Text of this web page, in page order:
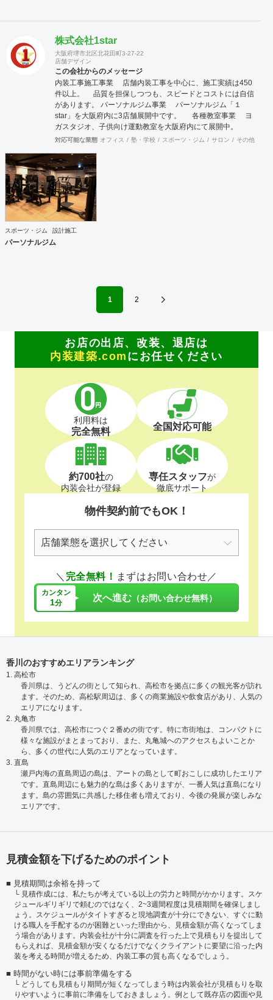
株式会社1star
大阪府堺市北区北花田町3-27-22
店舗デザイン
この会社からのメッセージ
内装工事施工事業 店舗内装工事を中心に、施工実績は450
件以上。 品質を担保しつつも、スピードとコストには自信
があります。 パーソナルジム事業 パーソナルジム「１
star」を大阪府内に3店舗展開中です。 各種教室事業 ヨ
ガスタジオ、子供向け運動教室を大阪府内にて展開中。
対応可能な業態 オフィス 塾・学校 スポーツ・ジム サロン その他
スポーツ・ジム 設計施工
パーソナルジム
1 2
お店の出店、改装、退店は
内装建築.com にお任せください
利用料は
完全無料 全国対応可能
約700社の
内装会社が登録
専任スタッフが
徹底サポート
物件契約前でもOK！
＼ 完全無料！ まずはお問い合わせ／
カンタン
1分 次へ進む （お問い合わせ無料）
香川のおすすめエリアランキング
1. 高松市
香川県は、うどんの街として知られ、高松市を拠点に多くの観光客が訪れ
ます。そのため、高松駅周辺は、多くの商業施設や飲食店があり、人気の
エリアになります。
2. 丸亀市
香川県では、高松市につぐ２番めの街です。特に市街地は、コンパクトに
様々な施設がまとまっており、また、丸亀城へのアクセスもよいことか
ら、多くの世代に人気のエリアとなっています。
3. 直島
瀬戸内海の直島周辺の島は、アートの島として町おこしに成功したエリア
です。直島周辺にも魅力的な島は多くありますが、一番人気は直島になり
ます。島の雰囲気に共感した移住者も増えており、今後の発展が楽しみな
エリアです。
見積金額を下げるためのポイント
見積期間は余裕を持って
見積作成には、私たちが考えている以上の労力と時間がかかります。スケ
ジュールギリギリで頼むのではなく、2~3週間程度は見積期間を確保しまし
ょう。スケジュールがタイトすぎると現地調査が十分にできない、すぐに動
ける職人を手配するのが困難といった理由から、見積金額が高くなってしま
う場合があります。内装会社が十分に調査を行った上で見積もりを提出して
もらえれば、見積金額が安くなるだけでなくクライアントに要望に沿った内
装を考える時間が増えるため、内装工事の質も高くなるでしょう。
時間がない時には事前準備をする
どうしても見積もり期間が短くなってしまう時は内装会社が見積もりを取
りやすいように事前に準備をしておきましょう。例として既存店の図面や見